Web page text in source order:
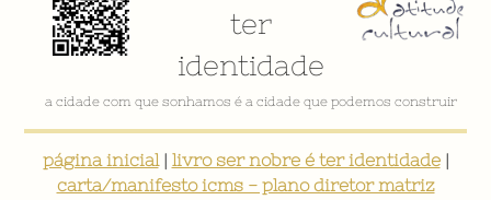
ter
identidade
a cidade com que sonhamos é a cidade que podemos construir
página inicial| livro ser nobre é ter identidade|
carta/manifesto icms - plano diretor matriz